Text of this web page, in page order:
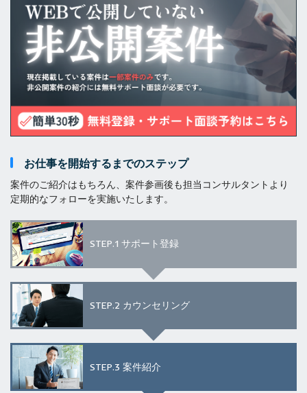
お仕事を開始するまでのステップ
案件のご紹介はもちろん、案件参画後も担当コンサルタントより
定期的なフォローを実施いたします。
STEP.1 サポート登録
STEP.2 カウンセリング
STEP.3 案件紹介